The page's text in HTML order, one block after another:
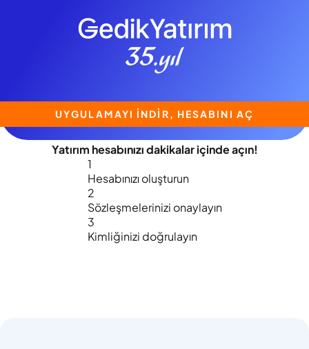
UYGULAMAYI İNDİR, HESABINI AÇ
Yatırım hesabınızıdakikalar içindeaçın!
1
Hesabınızı oluşturun
2
Sözleşmelerinizi onaylayın
3
Kimliğinizi doğrulayın